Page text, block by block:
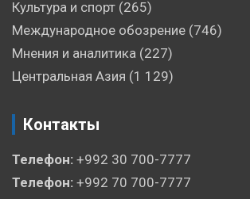
Культура и спорт (265)
Международное обозрение (746)
Мнения и аналитика (227)
Центральная Азия (1 129)
Контакты
Телефон: +992 30 700-7777
Телефон: +992 70 700-7777